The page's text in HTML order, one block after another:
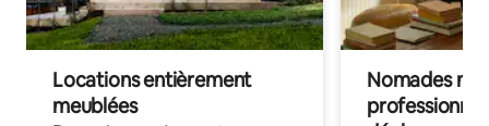
Locations entièrement
meublées
Nomades